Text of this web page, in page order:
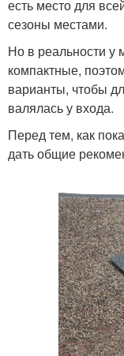
есть место для
сезоны местами.
Но в реальности у
компактные,
варианты, чтобы
валялась у входа.
Перед тем, как
дать общие